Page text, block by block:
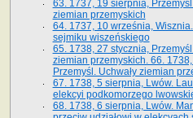
63. 1737, 19 sierpnia,
ziemian przemyskich
64. 1737, 10 września,
sejmiku wiszeńskiego
65. 1738, 27 stycznia,
ziemian przemyskich­­. 66.
Przemyśl. Uchwały ziemian
67. 1738, 5 sierpnia, Lwów.
elekcyi podkomorzego
68. 1738, 6 sierpnia, Lwów.